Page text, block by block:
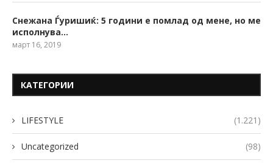
Снежана Ѓуришиќ: 5 години е помлад од мене, но ме
исполнува…
март 16, 2019
КАТЕГОРИИ
LIFESTYLE (1.221)
Uncategorized (98)